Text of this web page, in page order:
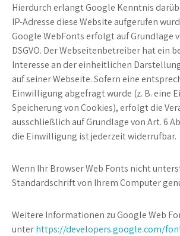
Hierdurch erlangt Google Kenntnis
IP-Adresse diese Website aufgerufen
Google WebFonts erfolgt auf Grundlage
DSGVO. Der Webseitenbetreiber hat ein
Interesse an der einheitlichen
auf seiner Webseite. Sofern eine
Einwilligung abgefragt wurde (z. B. eine
Speicherung von Cookies), erfolgt die
ausschließlich auf Grundlage von Art. 6
die Einwilligung ist jederzeit widerrufbar.
Wenn Ihr Browser Web Fonts nicht
Standardschrift von Ihrem Computer
Weitere Informationen zu Google Web
unterhttps://developers.google.com/